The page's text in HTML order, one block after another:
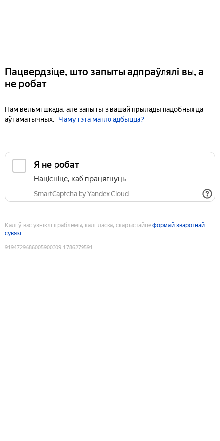
Пацвердзіце, што запыты адпраўлялі вы, а
не робат
Нам вельмі шкада, але запыты з вашай прылады падобныя да
аўтаматычных.
Чаму гэта магло адбыцца?
Я не робат
Націсніце, каб працягнуць
SmartCaptcha by Yandex Cloud
Калі ў вас узніклі праблемы, калі ласка, скарыстайцеформай зваротнай
сувязі
9194729686005900309:1786279591